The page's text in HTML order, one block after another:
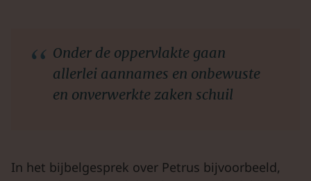
Onder de oppervlakte gaan
allerlei aannames en onbewuste
en onverwerkte zaken schuil
In het bijbelgesprek over Petrus bijvoorbeeld,